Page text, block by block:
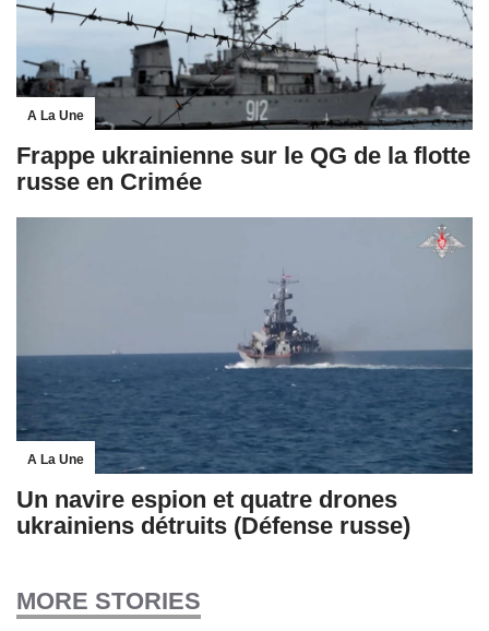
A La Une
Frappe ukrainienne sur le QG de la flotte
russe en Crimée
A La Une
Un navire espion et quatre drones
ukrainiens détruits (Défense russe)
MORE STORIES